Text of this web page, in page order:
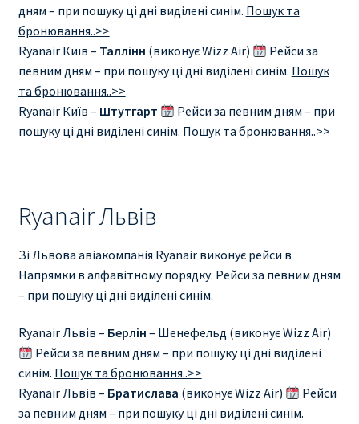
дням – при пошуку ці дні виділені синім. Пошук та
бронювання..>>
Ryanair Київ – Таллінн (виконує Wizz Air)
Рейси за
певним дням – при пошуку ці дні виділені синім. Пошук
та бронювання..>>
Ryanair Київ – Штутгарт
Рейси за певним дням – при
пошуку ці дні виділені синім. Пошук та бронювання..>>
Ryanair Львів
Зі Львова авіакомпанія Ryanair виконує рейси в
Напрямки в алфавітному порядку. Рейси за певним дням
– при пошуку ці дні виділені синім.
Ryanair Львів – Берлін – Шенефельд (виконує Wizz Air)
Рейси за певним дням – при пошуку ці дні виділені
синім. Пошук та бронювання..>>
Ryanair Львів – Братислава (виконує Wizz Air)
Рейси
за певним дням – при пошуку ці дні виділені синім.